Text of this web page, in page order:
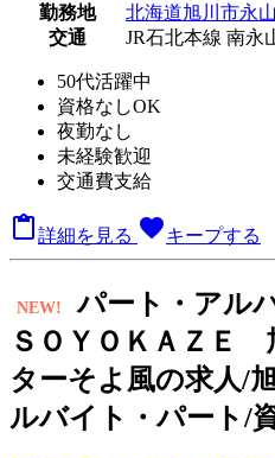
勤務地
北海道旭川市永
交通
JR石北本線 南永
50代活躍中
資格なしOK
夜勤なし
未経験歓迎
交通費支給
詳細を見る favoriteキープする
NEW! パート ・アル
ＳＯＹＯＫＡＺＥ
ターそよ風の求人/
ルバイト・パート/